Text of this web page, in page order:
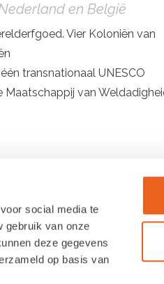
social media te
gebruik van onze
deze gegevens
op basis van
en België
Vier Koloniën van
transnationaal UNESCO
van